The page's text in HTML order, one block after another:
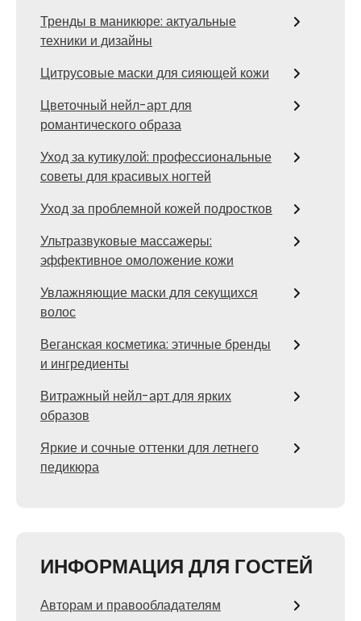
Тренды в маникюре: актуальные
техники и дизайны
Цитрусовые маски для сияющей кожи
Цветочный нейл-арт для
романтического образа
Уход за кутикулой: профессиональные
советы для красивых ногтей
Уход за проблемной кожей подростков
Ультразвуковые массажеры:
эффективное омоложение кожи
Увлажняющие маски для секущихся
волос
Веганская косметика: этичные бренды
и ингредиенты
Витражный нейл-арт для ярких
образов
Яркие и сочные оттенки для летнего
педикюра
ИНФОРМАЦИЯ ДЛЯ ГОСТЕЙ
Авторам и правообладателям